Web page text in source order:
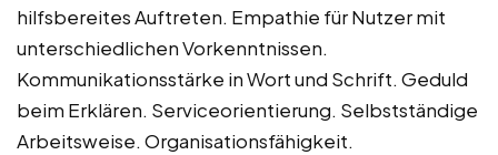
hilfsbereites Auftreten. Empathie für Nutzer mit
unterschiedlichen Vorkenntnissen.
Kommunikationsstärke in Wort und Schrift. Geduld
beim Erklären. Serviceorientierung. Selbstständige
Arbeitsweise. Organisationsfähigkeit.